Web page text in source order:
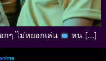
กๆ ไม่หยอกเล่น หน […]